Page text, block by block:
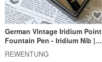
German Vintage Iridium Point
Fountain Pen - Iridium Nib |
Galaxy Star
REWENTUNG